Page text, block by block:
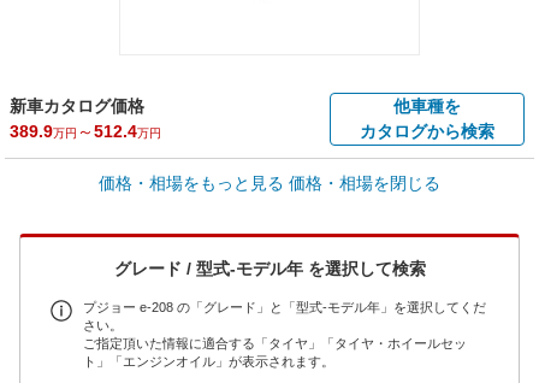
新車カタログ価格
389.9万円 ～512.4万円
他車種を
カタログから検索
車買取価格 *
車買取相場
全国平均の車検価格 *
65,050円
楽天Car車検で
店舗を検索
*当該価格は車種別の価格となります。
価格・相場をもっと見る 価格・相場を閉じる
グレード / 型式-モデル年 を選択して検索
プジョー e-208 の「グレード」と「型式-モデル年」を選択してくだ
さい。
ご指定頂いた情報に適合する「タイヤ」「タイヤ・ホイールセッ
ト」「エンジンオイル」が表示されます。